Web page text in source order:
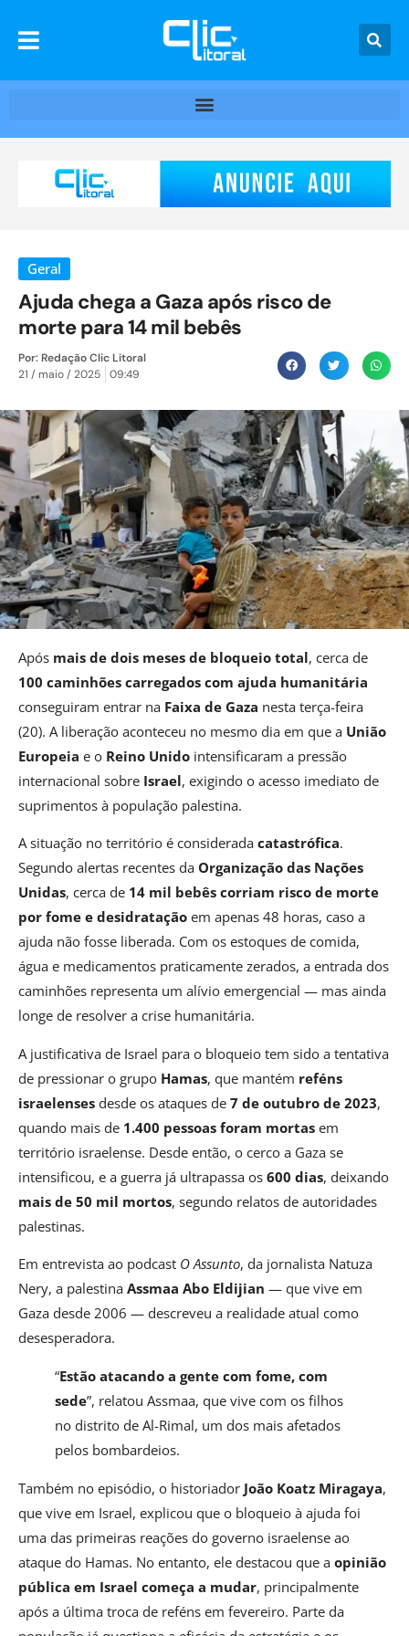
Geral
Ajuda chega a Gaza após risco de
morte para 14 mil bebês
Por:Redação Clic Litoral
21 / maio / 2025
09:49
Após mais de dois meses de bloqueio total, cerca de
100 caminhões carregados com ajuda humanitária
conseguiram entrar na Faixa de Gaza nesta terça-feira
(20). A liberação aconteceu no mesmo dia em que a União
Europeia e o Reino Unido intensificaram a pressão
internacional sobre Israel, exigindo o acesso imediato de
suprimentos à população palestina.
A situação no território é considerada catastrófica.
Segundo alertas recentes da Organização das Nações
Unidas, cerca de 14 mil bebês corriam risco de morte
por fome e desidratação em apenas 48 horas, caso a
ajuda não fosse liberada. Com os estoques de comida,
água e medicamentos praticamente zerados, a entrada dos
caminhões representa um alívio emergencial — mas ainda
longe de resolver a crise humanitária.
A justificativa de Israel para o bloqueio tem sido a tentativa
de pressionar o grupo Hamas, que mantém reféns
israelenses desde os ataques de 7 de outubro de 2023,
quando mais de 1.400 pessoas foram mortas em
território israelense. Desde então, o cerco a Gaza se
intensificou, e a guerra já ultrapassa os 600 dias, deixando
mais de 50 mil mortos, segundo relatos de autoridades
palestinas.
Em entrevista ao podcast O Assunto, da jornalista Natuza
Nery, a palestina Assmaa Abo Eldijian — que vive em
Gaza desde 2006 — descreveu a realidade atual como
desesperadora.
“Estão atacando a gente com fome, com
sede”, relatou Assmaa, que vive com os filhos
no distrito de Al-Rimal, um dos mais afetados
pelos bombardeios.
Também no episódio, o historiador João Koatz Miragaya,
que vive em Israel, explicou que o bloqueio à ajuda foi
uma das primeiras reações do governo israelense ao
ataque do Hamas. No entanto, ele destacou que a opinião
pública em Israel começa a mudar, principalmente
após a última troca de reféns em fevereiro. Parte da